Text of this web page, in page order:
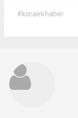
#kocaeli haber